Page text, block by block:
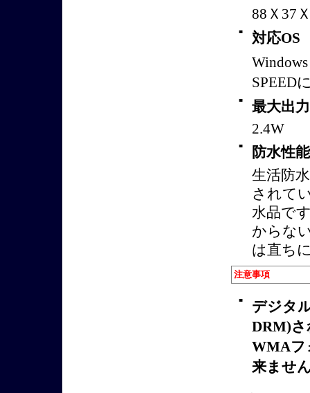
88Ｘ37
■
対応OS
SPEED
■
最大出力
2.4W
■
防水性能
生活防
されて
水品で
からな
は直ち
注意事項
■
デジタ
DRM)
WMAフ
来ませ